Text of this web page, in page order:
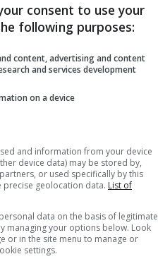
e Capo Nord,
foreste innevate
la cittadina di
consent to use your
following purposes:
content, advertising and content
and services development
on a device
and information from your device
device data) may be stored by,
or used specifically by this
precise geolocation data. List of
data on the basis of legitimate
managing your options below. Look
or in the site menu to manage or
settings.